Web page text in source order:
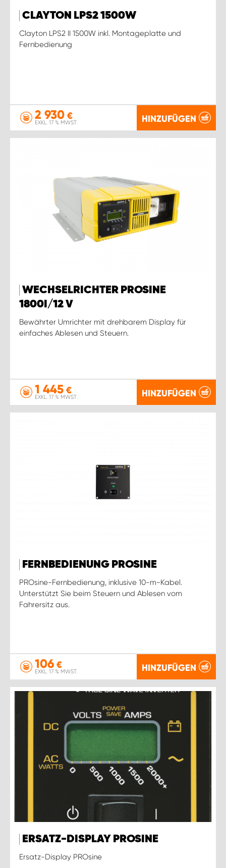
CLAYTON LPS2 1500W
Clayton LPS2 II 1500W inkl. Montageplatte und
Fernbedienung
2 930 €
EXKL. 17 % MWST. HINZUFÜGEN
WECHSELRICHTER PROSINE
1800I/12 V
Bewährter Umrichter mit drehbarem Display für
einfaches Ablesen und Steuern.
1 445 €
EXKL. 17 % MWST. HINZUFÜGEN
FERNBEDIENUNG PROSINE
PROsine-Fernbedienung, inklusive 10-m-Kabel.
Unterstützt Sie beim Steuern und Ablesen vom
Fahrersitz aus.
106 €
EXKL. 17 % MWST. HINZUFÜGEN
ERSATZ-DISPLAY PROSINE
Ersatz-Display PROsine